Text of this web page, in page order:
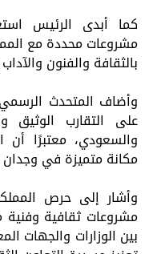
كما أبدى الرئيس
مشروعات محددة مع
بالثقافة والفنون
وأضاف المتحدث
على التقارب الوثيق
والسعودي، معتبرًا أن
مكانة متميزة في
وأشار إلى حرص
مشروعات ثقافية وفنية
بين الوزارات والجهات